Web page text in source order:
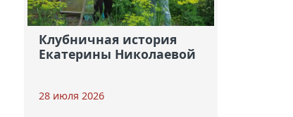
Клубничная история
Екатерины Николаевой
28 июля 2026